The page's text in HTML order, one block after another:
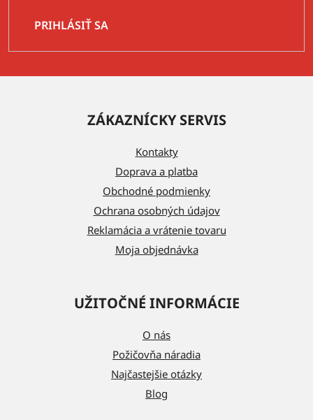
PRIHLÁSIŤ SA
ZÁKAZNÍCKY SERVIS
Kontakty
Doprava a platba
Obchodné podmienky
Ochrana osobných údajov
Reklamácia a vrátenie tovaru
Moja objednávka
UŽITOČNÉ INFORMÁCIE
O nás
Požičovňa náradia
Najčastejšie otázky
Blog